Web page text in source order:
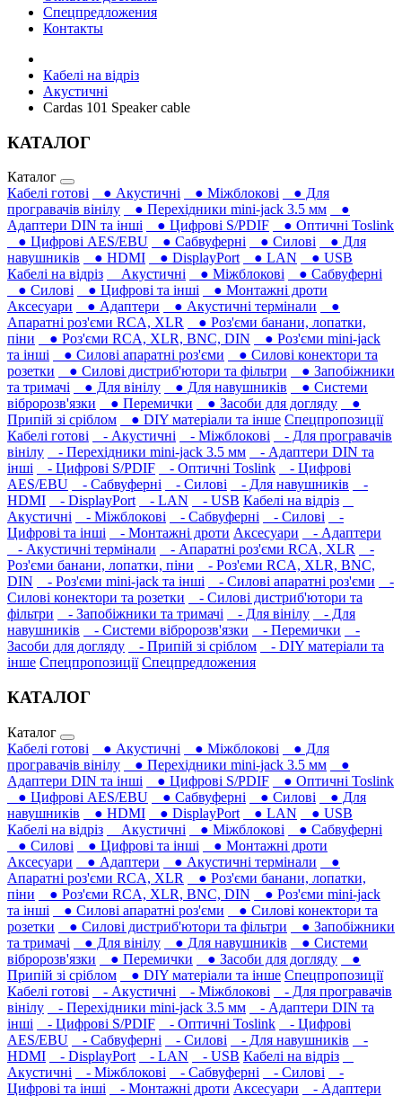
Спецпредложения
Контакты
Кабелі на відріз
Акустичні
Cardas 101 Speaker cable
КАТАЛОГ
Каталог
Кабелі готові
● Акустичні ● Міжблокові
● Для
програвачів вінілу
● Перехідники mini-jack 3.5 мм
●
Адаптери DIN та інші
● Цифрові S/PDIF
● Оптичні Toslink
● Цифрові AES/EBU
● Сабвуферні ● Силові
● Для
навушників‎
● HDMI ● DisplayPort ● LAN
● USB
Кабелі на відріз
Акустичні ● Міжблокові
● Сабвуферні
● Силові
● Цифрові та інші
● Монтажні дроти
Аксесуари
● Адаптери ● Акустичні термінали
●
Апаратні роз'єми RCA, XLR
● Роз'єми банани, лопатки,
піни
● Роз'єми RCA, XLR, BNC, DIN
● Роз'єми mini-jack
та інші
● Силові апаратні роз'єми
● Силові конектори та
розетки
● Силові дистриб'ютори та фільтри
● Запобіжники
та тримачі
● Для вінілу ● Для навушників‎
● Системи
вібророзв'язки
● Перемички ● Засоби для догляду
●
Припій зі сріблом
● DIY матеріали та інше Спецпропозиції
Кабелі готові
- Акустичні - Міжблокові
- Для програвачів
вінілу
- Перехідники mini-jack 3.5 мм
- Адаптери DIN та
інші
- Цифрові S/PDIF - Оптичні Toslink
- Цифрові
AES/EBU
- Сабвуферні - Силові - Для навушників‎
-
HDMI
- DisplayPort - LAN - USB Кабелі на відріз
Акустичні
- Міжблокові - Сабвуферні - Силові
-
Цифрові та інші
- Монтажні дроти Аксесуари
- Адаптери
- Акустичні термінали
- Апаратні роз'єми RCA, XLR
-
Роз'єми банани, лопатки, піни
- Роз'єми RCA, XLR, BNC,
DIN
- Роз'єми mini-jack та інші - Силові апаратні роз'єми
-
Силові конектори та розетки
- Силові дистриб'ютори та
фільтри
- Запобіжники та тримачі - Для вінілу
- Для
навушників‎
- Системи вібророзв'язки - Перемички
-
Засоби для догляду
- Припій зі сріблом
- DIY матеріали та
інше Спецпропозиції Спецпредложения
КАТАЛОГ
Каталог
Кабелі готові
● Акустичні ● Міжблокові
● Для
програвачів вінілу
● Перехідники mini-jack 3.5 мм
●
Адаптери DIN та інші
● Цифрові S/PDIF
● Оптичні Toslink
● Цифрові AES/EBU
● Сабвуферні ● Силові
● Для
навушників‎
● HDMI ● DisplayPort ● LAN
● USB
Кабелі на відріз
Акустичні ● Міжблокові
● Сабвуферні
● Силові
● Цифрові та інші
● Монтажні дроти
Аксесуари
● Адаптери ● Акустичні термінали
●
Апаратні роз'єми RCA, XLR
● Роз'єми банани, лопатки,
піни
● Роз'єми RCA, XLR, BNC, DIN
● Роз'єми mini-jack
та інші
● Силові апаратні роз'єми
● Силові конектори та
розетки
● Силові дистриб'ютори та фільтри
● Запобіжники
та тримачі
● Для вінілу ● Для навушників‎
● Системи
вібророзв'язки
● Перемички ● Засоби для догляду
●
Припій зі сріблом
● DIY матеріали та інше Спецпропозиції
Кабелі готові
- Акустичні - Міжблокові
- Для програвачів
вінілу
- Перехідники mini-jack 3.5 мм
- Адаптери DIN та
інші
- Цифрові S/PDIF - Оптичні Toslink
- Цифрові
AES/EBU
- Сабвуферні - Силові - Для навушників‎
-
HDMI
- DisplayPort - LAN - USB Кабелі на відріз
Акустичні
- Міжблокові - Сабвуферні - Силові
-
Цифрові та інші
- Монтажні дроти Аксесуари - Адаптери